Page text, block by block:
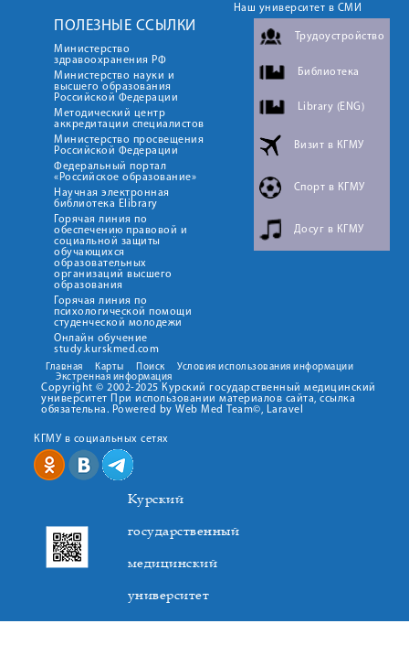
Наш университет в СМИ
ПОЛЕЗНЫЕ ССЫЛКИ
Министерство
здравоохранения РФ
Министерство науки и
высшего образования
Российской Федерации
Методический центр
аккредитации специалистов
Министерство просвещения
Российской Федерации
Федеральный портал
«Российское образование»
Научная электронная
библиотека Elibrary
Горячая линия по
обеспечению правовой и
социальной защиты
обучающихся
образовательных
организаций высшего
образования
Горячая линия по
психологической помощи
студенческой молодежи
Онлайн обучение
study.kurskmed.com
Трудоустройство
Библиотека
Library (ENG)
Визит в КГМУ
Спорт в КГМУ
Досуг в КГМУ
Главная Карты Поиск
Условия использования информации
Экстренная информация
Copyright © 2002-2025 Курский государственный медицинский
университет При использовании материалов сайта, ссылка
обязательна. Powered by Web Med Team©, Laravel
КГМУ в социальных сетях
Курский
государственный
медицинский
университет